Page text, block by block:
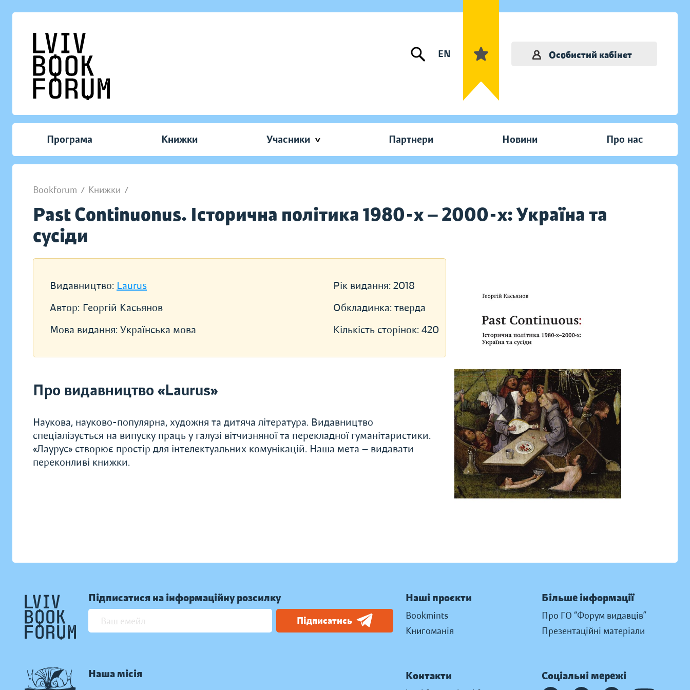
EN Особистий кабінет
Програма Книжки Учасники Партнери Новини Про нас
Bookforum / Книжки /
Past Continuonus. Історична політика 1980-х — 2000-х: Україна та
сусіди
Видавництво: Laurus
Автор: Георгій Касьянов
Мова видання: Українська мова
Рік видання: 2018
Обкладинка: тверда
Кількість сторінок: 420
Про видавництво «Laurus»
Наукова, науково-популярна, художня та дитяча література. Видавництво
спеціалізується на випуску праць у галузі вітчизняної та перекладної гуманітаристики.
«Лаурус» створює простір для інтелектуальних комунікацій. Наша мета — видавати
переконливі книжки.
Підписатися на інформаційну розсилку
Підписатись
Наша місія
Наші проєкти
Bookmints
Книгоманія
Більше інформації
Про ГО “Форум видавців”
Презентаційні матеріали
Контакти Соціальні мережі